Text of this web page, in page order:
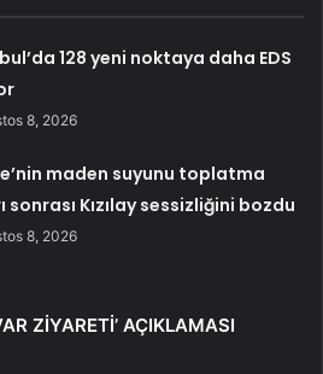
128 yeni noktaya daha EDS
8, 2026
maden suyunu toplatma
sonrası Kızılay sessizliğini bozdu
8, 2026
ZİYARETİ’ AÇIKLAMASI